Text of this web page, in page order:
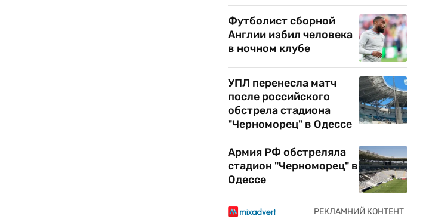
Футболист сборной
Англии избил человека
в ночном клубе
УПЛ перенесла матч
после российского
обстрела стадиона
"Черноморец" в Одессе
Армия РФ обстреляла
стадион "Черноморец" в
Одессе